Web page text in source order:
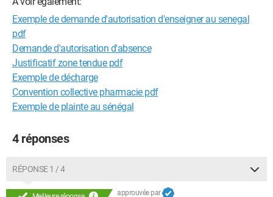
Exemple de demande d'autorisation d'enseigner au senegal
pdf
Demande d'autorisation d'absence
Justificatif zone tendue pdf
Exemple de décharge
Convention collective pharmacie pdf
Exemple de plainte au sénégal
4 réponses
RÉPONSE 1 / 4
approuvée par